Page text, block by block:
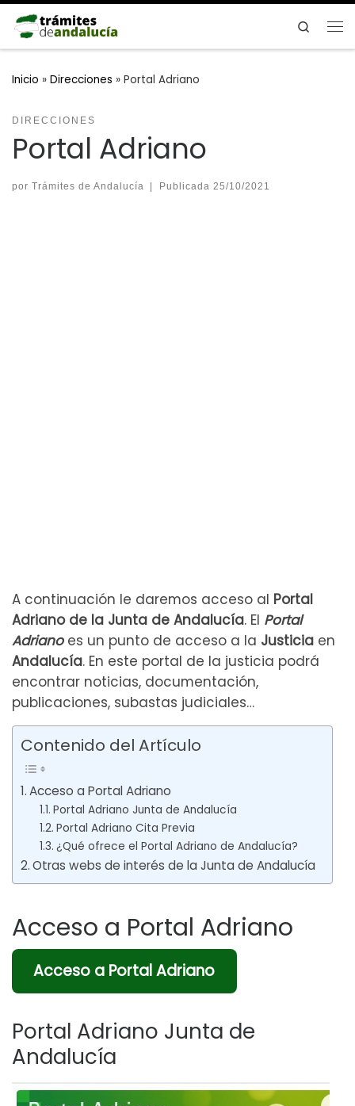
Saltar al contenido
Search
Inicio » Direcciones » Portal Adriano
DIRECCIONES
Portal Adriano
por Trámites de Andalucía Publicada 25/10/2021
A continuación le daremos acceso al Portal
Adriano de la Junta de Andalucía. El Portal
Adrianoes un punto de acceso a la Justicia en
Andalucía. En este portal de la justicia podrá
encontrar noticias, documentación,
publicaciones, subastas judiciales…
Contenido del Artículo
Acceso a Portal Adriano
Portal Adriano Junta de Andalucía
Portal Adriano Cita Previa
¿Qué ofrece el Portal Adriano de Andalucía?
Otras webs de interés de la Junta de Andalucía
Acceso a Portal Adriano
Acceso a Portal Adriano
Portal Adriano Junta de
Andalucía